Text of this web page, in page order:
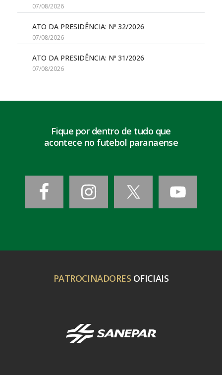
07/08/2026
ATO DA PRESIDÊNCIA: Nº 32/2026
07/08/2026
ATO DA PRESIDÊNCIA: Nº 31/2026
07/08/2026
Fique por dentro de tudo que
acontece no futebol paranaense
PATROCINADORES OFICIAIS